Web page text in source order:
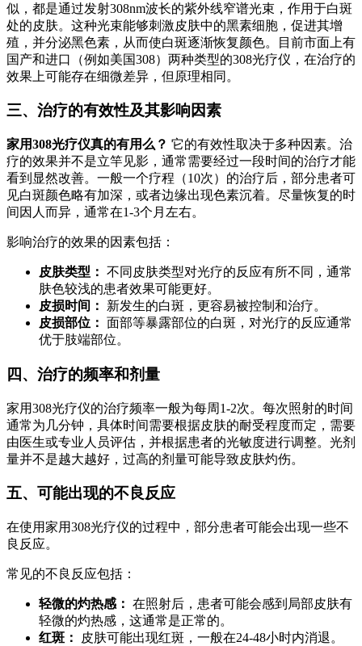
似，都是通过发射308nm波长的紫外线窄谱光束，作用于白斑
处的皮肤。这种光束能够刺激皮肤中的黑素细胞，促进其增
殖，并分泌黑色素，从而使白斑逐渐恢复颜色。目前市面上有
国产和进口（例如美国308）两种类型的308光疗仪，在治疗的
效果上可能存在细微差异，但原理相同。
三、治疗的有效性及其影响因素
家用308光疗仪真的有用么？ 它的有效性取决于多种因素。治
疗的效果并不是立竿见影，通常需要经过一段时间的治疗才能
看到显然改善。一般一个疗程（10次）的治疗后，部分患者可
见白斑颜色略有加深，或者边缘出现色素沉着。尽量恢复的时
间因人而异，通常在1-3个月左右。
影响治疗的效果的因素包括：
皮肤类型： 不同皮肤类型对光疗的反应有所不同，通常
肤色较浅的患者效果可能更好。
皮损时间：
新发生的白斑，更容易被控制和治疗。
皮损部位： 面部等暴露部位的白斑，对光疗的反应通常
优于肢端部位。
四、治疗的频率和剂量
家用308光疗仪的治疗频率一般为每周1-2次。每次照射的时间
通常为几分钟，具体时间需要根据皮肤的耐受程度而定，需要
由医生或专业人员评估，并根据患者的光敏度进行调整。光剂
量并不是越大越好，过高的剂量可能导致皮肤灼伤。
五、可能出现的不良反应
在使用家用308光疗仪的过程中，部分患者可能会出现一些不
良反应。
常见的不良反应包括：
轻微的灼热感： 在照射后，患者可能会感到局部皮肤有
轻微的灼热感，这通常是正常的。
红斑：
皮肤可能出现红斑，一般在24-48小时内消退。